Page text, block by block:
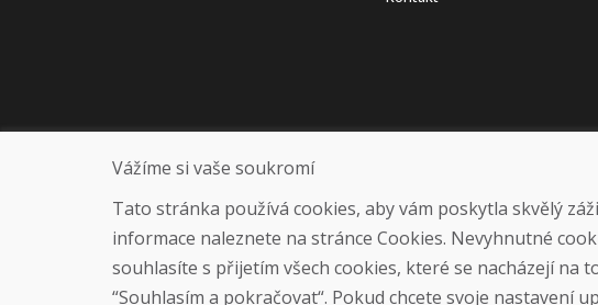
©
Vážíme si vaše soukromí
Tato stránka používá cookies, aby vám poskytla skvělý
informace naleznete na stránce Cookies. Nevyhnutné
souhlasíte s přijetím všech cookies, které se nacházejí
“Souhlasím a pokračovat“. Pokud chcete svoje nastavení